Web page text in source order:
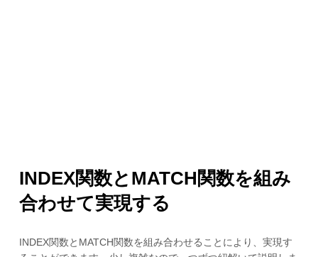
INDEX関数とMATCH関数を組み
合わせて実現する
INDEX関数とMATCH関数を組み合わせることにより、実現す